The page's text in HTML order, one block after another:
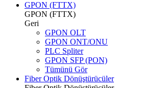
GPON (FTTX)
GPON (FTTX)
Geri
GPON OLT
GPON ONT/ONU
PLC Spliter
GPON SFP (PON)
Tümünü Gör
Fiber Optik Dönüştürücüler